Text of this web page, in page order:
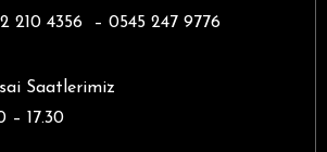
210 4356 – 0545 247 9776
Saatlerimiz
– 17.30